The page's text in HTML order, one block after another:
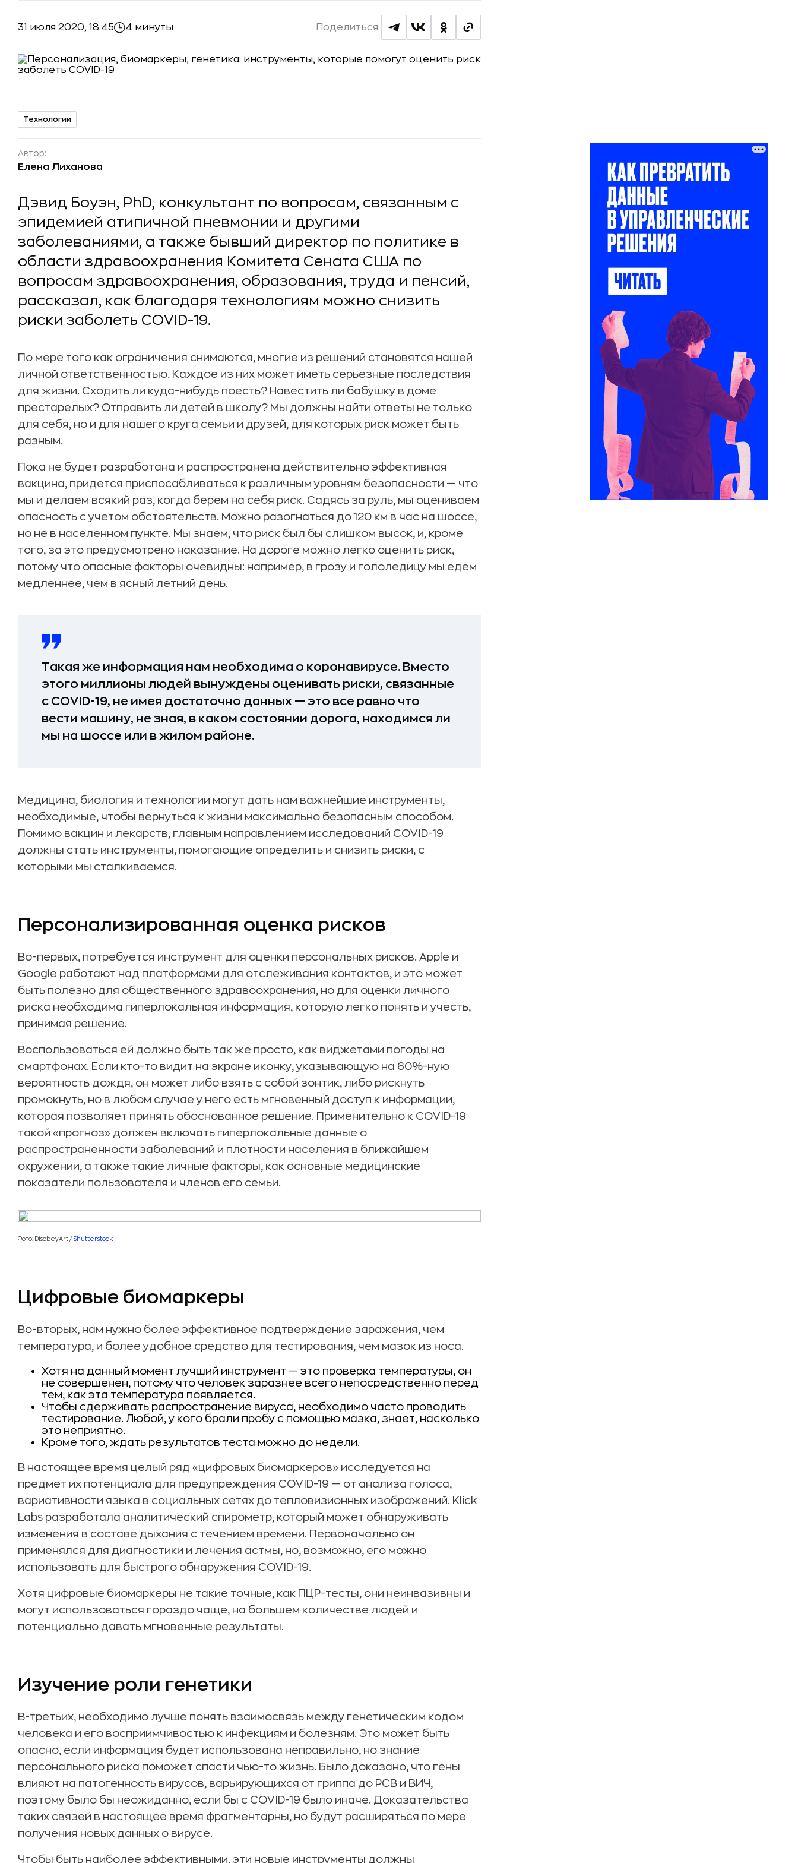
31 июля 2020, 18:45 4 минуты Поделиться:
Технологии
Автор:
Елена Лиханова
Дэвид Боуэн, PhD, конкультант по вопросам, связанным с
эпидемией атипичной пневмонии и другими
заболеваниями, а также бывший директор по политике в
области здравоохранения Комитета Сената США по
вопросам здравоохранения, образования, труда и пенсий,
рассказал, как благодаря технологиям можно снизить
риски заболеть COVID-19.
По мере того как ограничения снимаются, многие из решений становятся нашей
личной ответственностью. Каждое из них может иметь серьезные последствия
для жизни. Сходить ли куда-нибудь поесть? Навестить ли бабушку в доме
престарелых? Отправить ли детей в школу? Мы должны найти ответы не только
для себя, но и для нашего круга семьи и друзей, для которых риск может быть
разным.
Пока не будет разработана и распространена действительно эффективная
вакцина, придется приспосабливаться к различным уровням безопасности — что
мы и делаем всякий раз, когда берем на себя риск. Садясь за руль, мы оцениваем
опасность с учетом обстоятельств. Можно разогнаться до 120 км в час на шоссе,
но не в населенном пункте. Мы знаем, что риск был бы слишком высок, и, кроме
того, за это предусмотрено наказание. На дороге можно легко оценить риск,
потому что опасные факторы очевидны: например, в грозу и гололедицу мы едем
медленнее, чем в ясный летний день.
Такая же информация нам необходима о коронавирусе. Вместо
этого миллионы людей вынуждены оценивать риски, связанные
с COVID-19, не имея достаточно данных — это все равно что
вести машину, не зная, в каком состоянии дорога, находимся ли
мы на шоссе или в жилом районе.
Медицина, биология и технологии могут дать нам важнейшие инструменты,
необходимые, чтобы вернуться к жизни максимально безопасным способом.
Помимо вакцин и лекарств, главным направлением исследований COVID-19
должны стать инструменты, помогающие определить и снизить риски, с
которыми мы сталкиваемся.
Персонализированная оценка рисков
Во-первых, потребуется инструмент для оценки персональных рисков. Apple и
Google работают над платформами для отслеживания контактов, и это может
быть полезно для общественного здравоохранения, но для оценки личного
риска необходима гиперлокальная информация, которую легко понять и учесть,
принимая решение.
Воспользоваться ей должно быть так же просто, как виджетами погоды на
смартфонах. Если кто-то видит на экране иконку, указывающую на 60%-ную
вероятность дождя, он может либо взять с собой зонтик, либо рискнуть
промокнуть, но в любом случае у него есть мгновенный доступ к информации,
которая позволяет принять обоснованное решение. Применительно к COVID-19
такой «прогноз» должен включать гиперлокальные данные о
распространенности заболеваний и плотности населения в ближайшем
окружении, а также такие личные факторы, как основные медицинские
показатели пользователя и членов его семьи.
Фото: DisobeyArt / Shutterstock
Цифровые биомаркеры
Во-вторых, нам нужно более эффективное подтверждение заражения, чем
температура, и более удобное средство для тестирования, чем мазок из носа.
Хотя на данный момент лучший инструмент — это проверка температуры, он
не совершенен, потому что человек заразнее всего непосредственно перед
тем, как эта температура появляется.
Чтобы сдерживать распространение вируса, необходимо часто проводить
тестирование. Любой, у кого брали пробу с помощью мазка, знает, насколько
это неприятно.
Кроме того, ждать результатов теста можно до недели.
В настоящее время целый ряд «цифровых биомаркеров» исследуется на
предмет их потенциала для предупреждения COVID-19 — от анализа голоса,
вариативности языка в социальных сетях до тепловизионных изображений. Klick
Labs разработала аналитический спирометр, который может обнаруживать
изменения в составе дыхания с течением времени. Первоначально он
применялся для диагностики и лечения астмы, но, возможно, его можно
использовать для быстрого обнаружения COVID-19.
Хотя цифровые биомаркеры не такие точные, как ПЦР-тесты, они неинвазивны и
могут использоваться гораздо чаще, на большем количестве людей и
потенциально давать мгновенные результаты.
Изучение роли генетики
В-третьих, необходимо лучше понять взаимосвязь между генетическим кодом
человека и его восприимчивостью к инфекциям и болезням. Это может быть
опасно, если информация будет использована неправильно, но знание
персонального риска поможет спасти чью-то жизнь. Было доказано, что гены
влияют на патогенность вирусов, варьирующихся от гриппа до РСВ и ВИЧ,
поэтому было бы неожиданно, если бы с COVID-19 было иначе. Доказательства
таких связей в настоящее время фрагментарны, но будут расширяться по мере
получения новых данных о вирусе.
Чтобы быть наиболее эффективными, эти новые инструменты должны